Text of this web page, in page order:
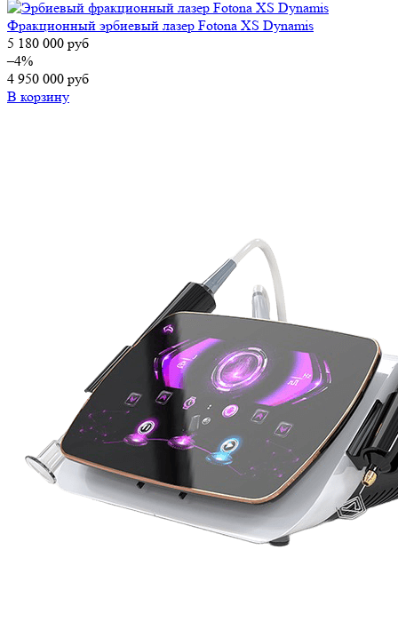
Фракционный эрбиевый лазер Fotona XS Dynamis
5 180 000 руб
–4%
4 950 000 руб
В корзину